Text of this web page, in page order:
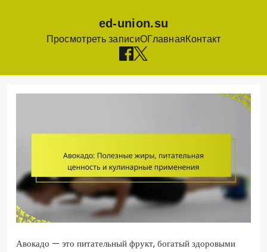
ed-union.su
Просмотреть записиОГлавнаяКонтакт
Авокадо — это питательный фрукт, богатый здоровыми